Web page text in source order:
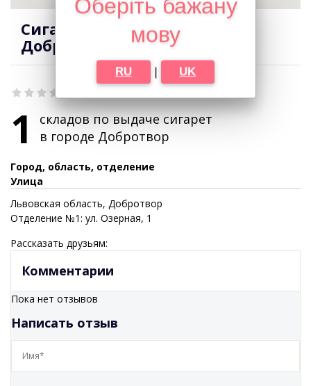
Оберіть бажану
мову
RU | UK
Сигареты оптом в городе
Добротвор
1
складов по выдаче сигарет
в городе Добротвор
Город, область, отделение
Улица
Львовская область, Добротвор
Отделение №1: ул. Озерная, 1
Рассказать друзьям:
Комментарии
Пока нет отзывов
Написать отзыв